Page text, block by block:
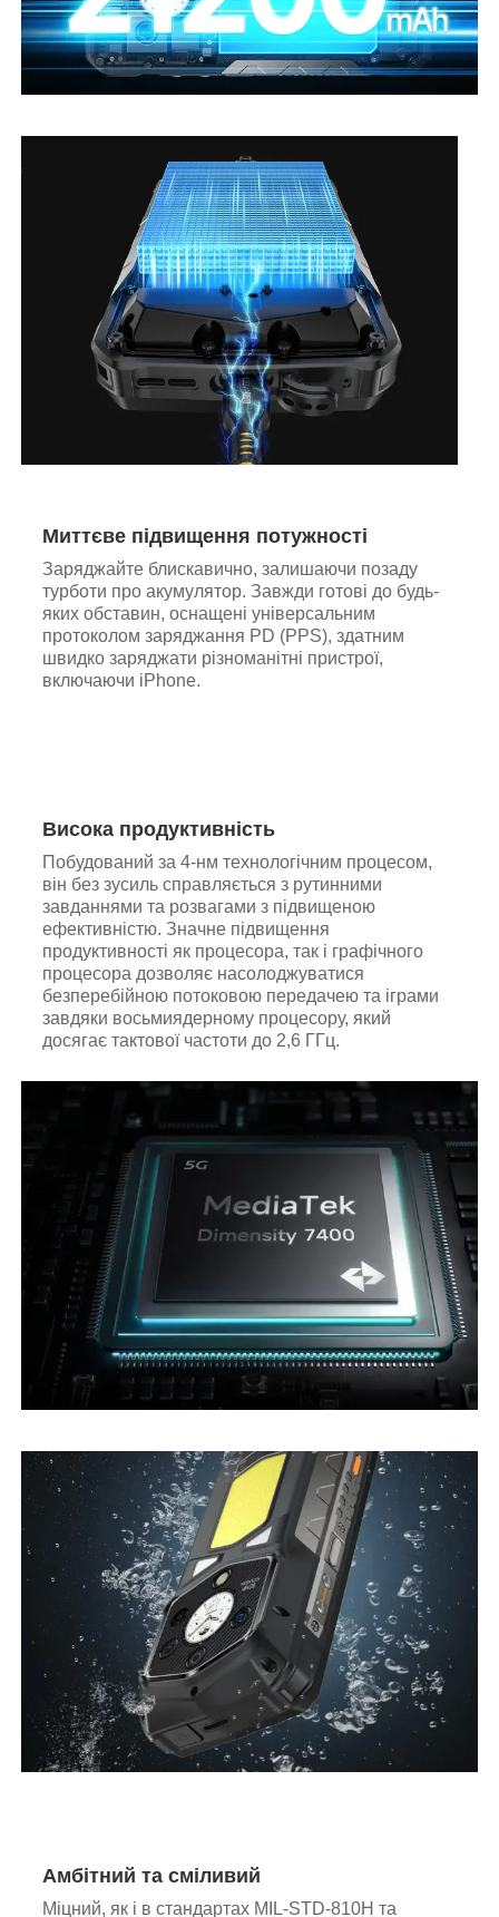
Миттєве підвищення потужності
Заряджайте блискавично, залишаючи позаду
турботи про акумулятор. Завжди готові до будь-
яких обставин, оснащені універсальним
протоколом заряджання PD (PPS), здатним
швидко заряджати різноманітні пристрої,
включаючи iPhone.
Висока продуктивність
Побудований за 4-нм технологічним процесом,
він без зусиль справляється з рутинними
завданнями та розвагами з підвищеною
ефективністю. Значне підвищення
продуктивності як процесора, так і графічного
процесора дозволяє насолоджуватися
безперебійною потоковою передачею та іграми
завдяки восьмиядерному процесору, який
досягає тактової частоти до 2,6 ГГц.
Амбітний та сміливий
Міцний, як і в стандартах MIL-STD-810H та